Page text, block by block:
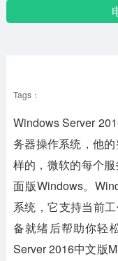
安卓其它
Tags：
Windows Server
务器操作系统，他
样的，微软的每个
面版Windows。
系统，它支持当前
备就绪后帮助你轻
Server 2016中文版